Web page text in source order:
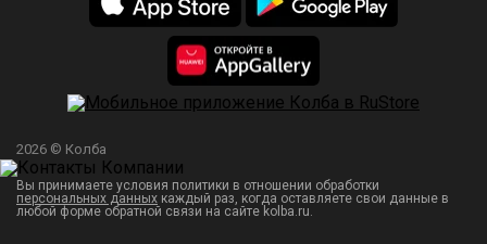
2026 © Колба
Вы принимаете условия политики в отношении обработки
персональных данных каждый раз, когда оставляете свои данные в
любой форме обратной связи на сайте kolba.ru.